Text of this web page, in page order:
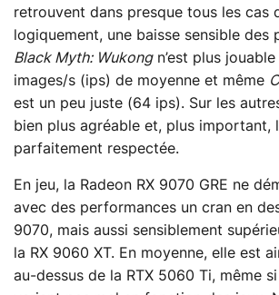
retrouvent dans presque tous les cas
logiquement, une baisse sensible des
Black Myth: Wukongn’est plus
images/s (ips) de moyenne et même
est un peu juste (64 ips). Sur les
bien plus agréable et, plus important,
parfaitement respectée.
En jeu, la Radeon RX 9070 GRE ne
avec des performances un cran en
9070, mais aussi sensiblement
la RX 9060 XT. En moyenne, elle est
au-dessus de la RTX 5060 Ti, même